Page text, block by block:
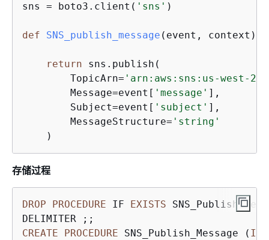
sns = boto3.client( 'sns' )
def SNS_publish_message ( event, context ):
return sns.publish(
        TopicArn=
'arn:aws:sns:us-west-
        Message=event[
'message' ],
        Subject=event[
'subject' ],
        MessageStructure=
'string'
    )
存储过程
DROP PROCEDURE IF EXISTS
CREATE
PROCEDURE SNS_Publish_Message ( IN